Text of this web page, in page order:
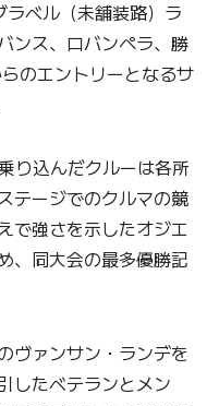
ベル（未舗装路）ラ
ンス、ロバンペラ、勝
のエントリーとなるサ
り込んだクルーは各所
テージでのクルマの競
で強さを示したオジエ
、同大会の最多優勝記
ヴァンサン・ランデを
したベテランとメン